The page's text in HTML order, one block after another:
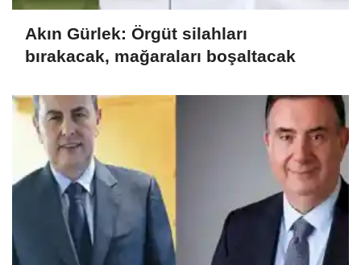
Akın Gürlek: Örgüt silahları
bırakacak, mağaraları boşaltacak